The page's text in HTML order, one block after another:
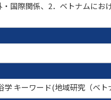
国際関係、2．ベトナムに
キーワード(地域研究（ベ